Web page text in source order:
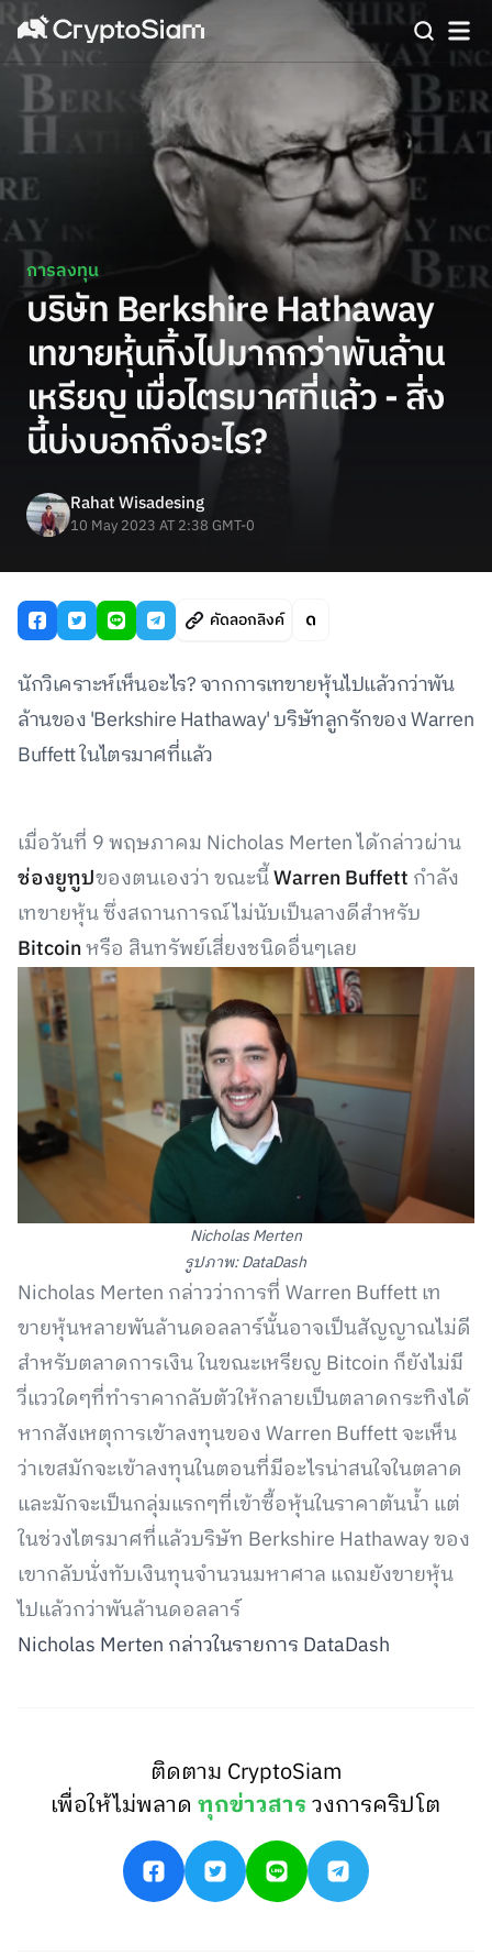
การลงทุน
บริษัท Berkshire Hathaway
เทขายหุ้นทิ้งไปมากกว่าพันล้าน
เหรียญ เมื่อไตรมาศที่แล้ว - สิ่ง
นี้บ่งบอกถึงอะไร?
Rahat Wisadesing
10 May 2023 AT 2:38 GMT-0
คัดลอกลิงค์
นักวิเคราะห์เห็นอะไร? จากการเทขายหุ้นไปแล้วกว่าพัน
ล้านของ 'Berkshire Hathaway' บริษัทลูกรักของ Warren
Buffett ในไตรมาศที่แล้ว
เมื่อวันที่ 9 พฤษภาคม Nicholas Merten ได้กล่าวผ่าน
ช่องยูทูปของตนเองว่า ขณะนี้Warren Buffett กำลัง
เทขายหุ้น ซึ่งสถานการณ์ไม่นับเป็นลางดีสำหรับ
Bitcoinหรือ สินทรัพย์เสี่ยงชนิดอื่นๆเลย
Nicholas Merten
รูปภาพ: DataDash
Nicholas Merten กล่าวว่าการที่ Warren Buffett เท
ขายหุ้นหลายพันล้านดอลลาร์นั้นอาจเป็นสัญญาณไม่ดี
สำหรับตลาดการเงิน ในขณะเหรียญ Bitcoin ก็ยังไม่มี
วี่แววใดๆที่ทำราคากลับตัวให้กลายเป็นตลาดกระทิงได้
หากสังเหตุการเข้าลงทุนของ Warren Buffett จะเห็น
ว่าเขสมักจะเข้าลงทุนในตอนที่มีอะไรน่าสนใจในตลาด
และมักจะเป็นกลุ่มแรกๆที่เข้าซื้อหุ้นในราคาต้นน้ำ แต่
ในช่วงไตรมาศที่แล้วบริษัท Berkshire Hathaway ของ
เขากลับนั่งทับเงินทุนจำนวนมหาศาล แถมยังขายหุ้น
ไปแล้วกว่าพันล้านดอลลาร์
Nicholas Merten กล่าวในรายการ DataDash
ติดตาม CryptoSiam
เพื่อให้ไม่พลาดทุกข่าวสารวงการคริปโต